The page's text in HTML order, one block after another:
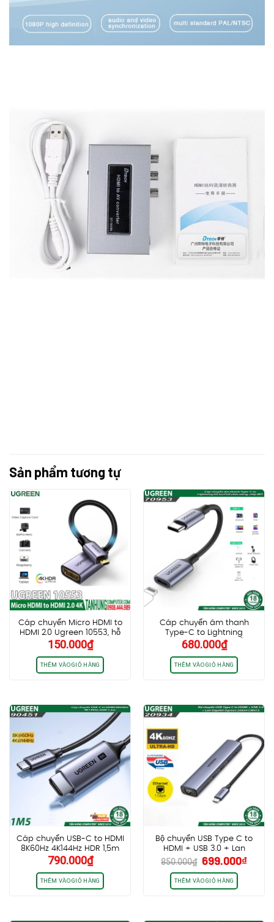
Sản phẩm tương tự
Cáp chuyển Micro HDMI to
HDMI 2.0 Ugreen 10553, hỗ
trợ 4K 3D 1080P
150.000₫
THÊM VÀO GIỎ HÀNG
Cáp chuyển âm thanh
Type-C to Lightning
Ugreen 70953 US342, hỗ trợ
Full chức năng, chip MFi,
dây bọc dù
680.000₫
THÊM VÀO GIỎ HÀNG
Cáp chuyển USB-C to HDMI
8K60Hz 4K144Hz HDR 1,5m
Ugreen 90451 CM565
790.000₫
THÊM VÀO GIỎ HÀNG
Bộ chuyển USB Type C to
HDMI + USB 3.0 + Lan
Gigabit Ugreen 20934
CM475
850.000₫ Giá
gốc
là:
850.000₫.
699.000₫Giá
THÊM VÀO GIỎ HÀNG